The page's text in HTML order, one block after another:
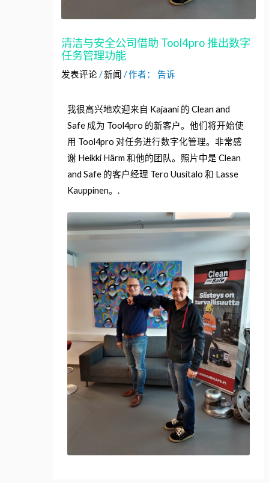
清洁与安全公司借助 Tool4pro 推出数字
任务管理功能
发表评论 /新闻 / 作者： 告诉
我很高兴地欢迎来自 Kajaani 的 Clean and
Safe 成为 Tool4pro 的新客户。他们将开始使
用 Tool4pro 对任务进行数字化管理。非常感
谢 Heikki Härm 和他的团队。照片中是 Clean
and Safe 的客户经理 Tero Uusitalo 和 Lasse
Kauppinen。.